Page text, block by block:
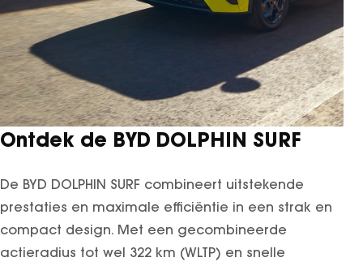
GT Coupé
SL
smart
smart #1
smart #3
VOYAH
Free
Dream
Dongfeng
Ontdek de BYD DOLPHIN SURF
De BYD DOLPHIN SURF combineert uitstekende
prestaties en maximale efficiëntie in een strak en
compact design. Met een gecombineerde
actieradius tot wel 322 km (WLTP) en snelle